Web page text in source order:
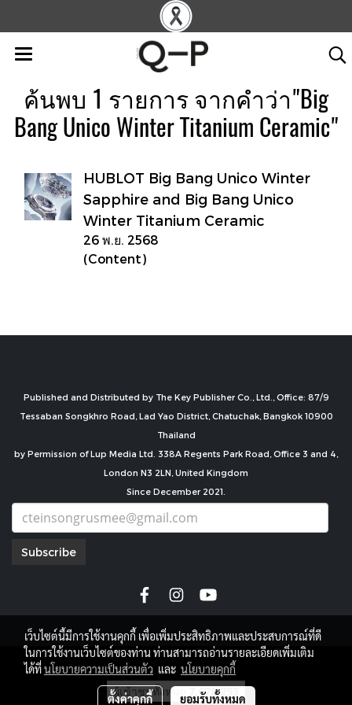
ค้นพบ 1 รายการ จากคำว่า"Big
Bang Unico Winter Titanium Ceramic"
HUBLOT Big Bang Unico Winter
Sapphire and Big Bang Unico
Winter Titanium Ceramic
26 พ.ย. 2568
(Content)
Published and Distributed by The Key Publisher Co., Ltd., Office: 87/9
Tessaban Songkhro Road, Lad Yao District, Chatuchak, Bangkok 10900
Thailand
by Permission of Lup Media Ltd. 338A Regents Park Road, Office 3 and 4,
London N3 2LN, United Kingdom
Since December 2021.
Subscribe
copyright by
ผู้เข้าชมทั้งหมด7,678,293
เว็บไซต์นี้มีการใช้งานคุกกี้ เพื่อเพิ่มประสิทธิภาพและประสบการณ์ที่ดี
ในการใช้งานเว็บไซต์ของท่าน ท่านสามารถอ่านรายละเอียดเพิ่มเติม
ได้ที่นโยบายความเป็นส่วนตัว และ นโยบายคุกกี้
ตั้งค่าคุกกี้ ยอมรับทั้งหมด